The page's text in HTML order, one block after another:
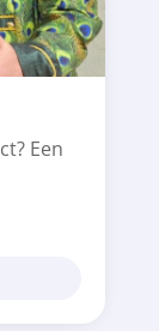
Een